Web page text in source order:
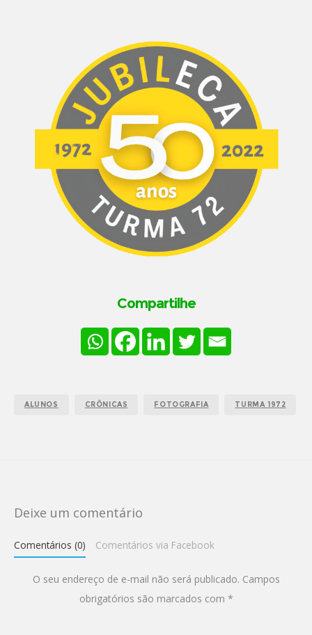
Compartilhe
ALUNOS CRÔNICAS FOTOGRAFIA TURMA 1972
Deixe um comentário
Comentários (0) Comentários via Facebook
O seu endereço de e-mail não será publicado. Campos
obrigatórios são marcados com *